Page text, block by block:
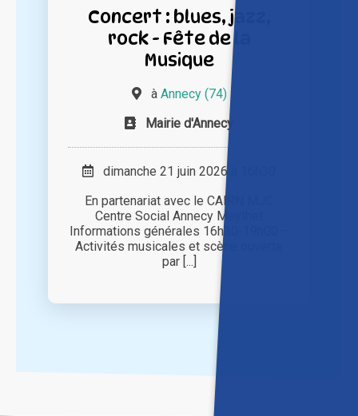
Concert : blues, jazz,
rock - Fête de la
Musique
à Annecy (74)
Mairie d'Annecy
dimanche 21 juin 2026 à 16h30
En partenariat avec le CAIRN MJC
Centre Social Annecy Meythet
Informations générales 16h30-19h00 –
Activités musicales et scène ouverte
par [...]